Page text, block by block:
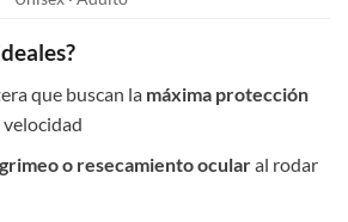
que buscan la máxima protección
o resecamiento ocularal rodar